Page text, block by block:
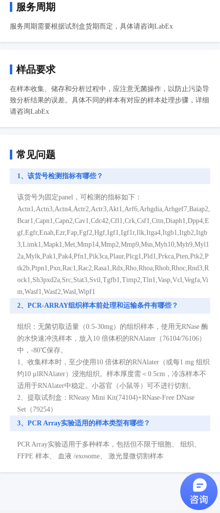
服务周期
服务周期需要根据试剂盒货期而定，具体请咨询LabEx
样品要求
在样本收集、储存和分析过程中，应注意无菌操作，以防止污染导
致分析结果的误差。具体不同的样本有对应的样本处理步骤，详细
请咨询LabEx
常见问题
1、该货号检测指标有哪些？
该货号为固定panel，可检测的指标如下：
Actn1,Actn3,Actn4,Actr2,Actr3,Akt1,Arf6,Arhgdia,Arhgef7,Baiap2,
Bcar1,Capn1,Capn2,Cav1,Cdc42,Cfl1,Crk,Csf1,Cttn,Diaph1,Dpp4,E
gf,Egfr,Enah,Ezr,Fap,Fgf2,Hgf,Igf1,Igf1r,Ilk,Itga4,Itgb1,Itgb2,Itgb
3,Limk1,Mapk1,Met,Mmp14,Mmp2,Mmp9,Msn,Myh10,Myh9,Myl1
2a,Mylk,Pak1,Pak4,Pfn1,Pik3ca,Plaur,Plcg1,Pld1,Prkca,Pten,Ptk2,P
tk2b,Ptpn1,Pxn,Rac1,Rac2,Rasa1,Rdx,Rho,Rhoa,Rhob,Rhoc,Rnd3,R
ock1,Sh3pxd2a,Src,Stat3,Svil,Tgfb1,Timp2,Tln1,Vasp,Vcl,Vegfa,Vi
m,Wasf1,Wasf2,Wasl,Wipf1
2、PCR-ARRAY组织样本前处理和运输条件有哪些？
组织：无菌切取适量（0.5-30mg）的组织样本，使用无RNase 酶
的水快速冲洗样本，放入10 倍体积的RNAlater（76104/76106）
中，-80℃保存。
1、收集样本时，至少使用10 倍体积的RNAlater（或每1 mg 组织
约10 μlRNAlater）浸泡组织。样本厚度需＜0.5cm，冷冻样本不
适用于RNAlater中稳定。小器官（小鼠等）可不进行切割。
2、提取试剂盒：RNeasy Mini Kit(74104)+RNase-Free DNase
Set（79254）
3、PCR Array实验适用的样本类型有哪些？
PCR Array实验适用于多种样本，包括但不限于细胞、 组织、
FFPE 样本、 血液 /exosome、 激光显微切割样本